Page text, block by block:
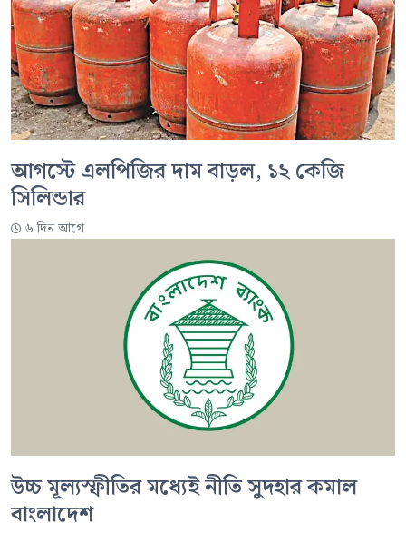
আগস্টে এলপিজির দাম বাড়ল, ১২ কেজি
সিলিন্ডার
৬ দিন আগে
উচ্চ মূল্যস্ফীতির মধ্যেই নীতি সুদহার কমাল
বাংলাদেশ